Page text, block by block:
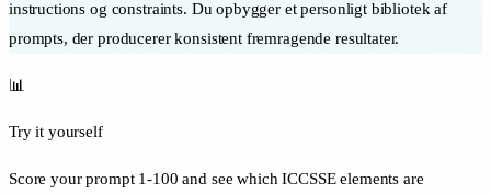
instructions og constraints. Du opbygger et personligt bibliotek af
prompts, der producerer konsistent fremragende resultater.
📊
Try it yourself
Score your prompt 1-100 and see which ICCSSE elements are